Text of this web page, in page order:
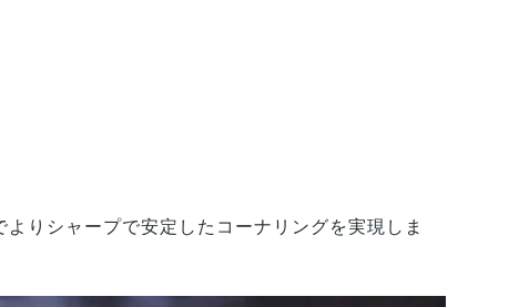
りシャープで安定したコーナリングを実現しま